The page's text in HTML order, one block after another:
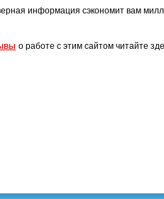
информация сэкономит вам
о работе с этим сайтом читайте